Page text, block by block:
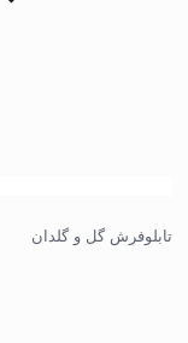
تابلوفرش گل و گلدان